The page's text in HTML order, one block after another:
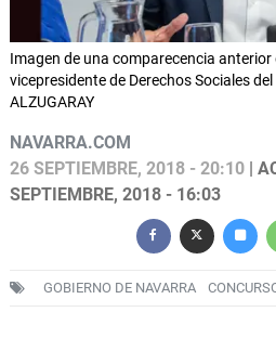
Imagen de una comparecencia
vicepresidente de Derechos Sociales
ALZUGARAY
NAVARRA.COM
26 SEPTIEMBRE, 2018 - 20:10 |
SEPTIEMBRE, 2018 - 16:03
GOBIERNO DE NAVARRA